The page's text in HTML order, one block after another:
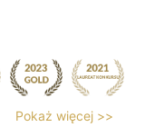
Pokaż więcej >>